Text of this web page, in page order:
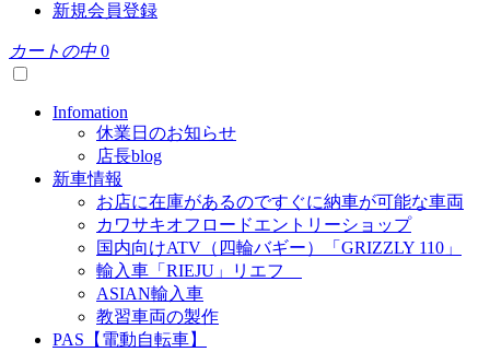
新規会員登録
カートの中 0
Infomation
休業日のお知らせ
店長blog
新車情報
お店に在庫があるのですぐに納車が可能な車両
カワサキオフロードエントリーショップ
国内向けATV（四輪バギー）「GRIZZLY 110」
輸入車「RIEJU」リエフ
ASIAN輸入車
教習車両の製作
PAS【電動自転車】